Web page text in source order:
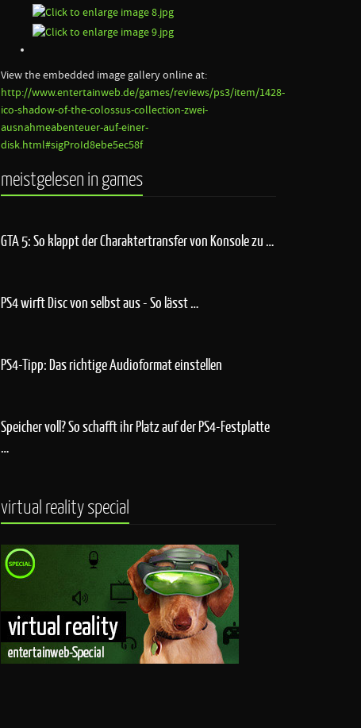
View the embedded image gallery online at:
http://www.entertainweb.de/games/reviews/ps3/item/1428-
ico-shadow-of-the-colossus-collection-zwei-
ausnahmeabenteuer-auf-einer-
disk.html#sigProId8ebe5ec58f
meistgelesen in games
GTA 5: So klappt der Charaktertransfer von Konsole zu …
PS4 wirft Disc von selbst aus - So lässt …
PS4-Tipp: Das richtige Audioformat einstellen
Speicher voll? So schafft ihr Platz auf der PS4-Festplatte
…
virtual reality special